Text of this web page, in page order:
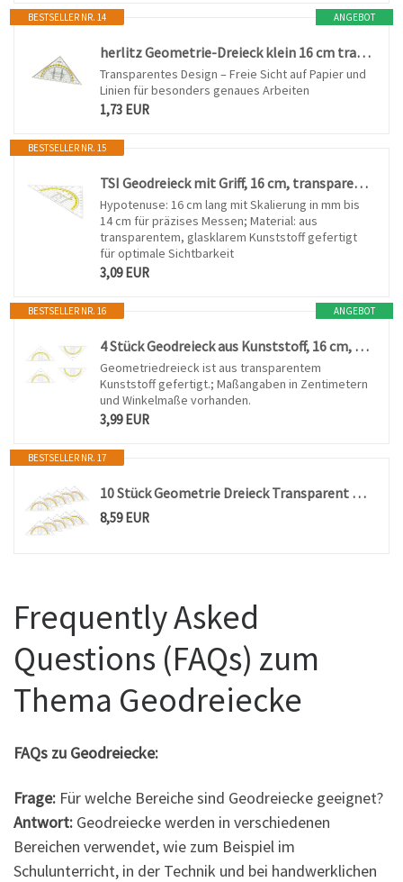
ANGEBOT
BESTSELLER NR. 14
herlitz Geometrie-Dreieck klein 16 cm transparent – Kunststoff Zeichendreieck für Schule & Mathematik – Präzises Geodreieck – 1 Stück
Transparentes Design – Freie Sicht auf Papier und
Linien für besonders genaues Arbeiten
1,73 EUR
BESTSELLER NR. 15
TSI Geodreieck mit Griff, 16 cm, transparent, Art. 46318
Hypotenuse: 16 cm lang mit Skalierung in mm bis
14 cm für präzises Messen; Material: aus
transparentem, glasklarem Kunststoff gefertigt
für optimale Sichtbarkeit
3,09 EUR
ANGEBOT
BESTSELLER NR. 16
4 Stück Geodreieck aus Kunststoff, 16 cm, bruchsicher und transparent (A)
Geometriedreieck ist aus transparentem
Kunststoff gefertigt.; Maßangaben in Zentimetern
und Winkelmaße vorhanden.
3,99 EUR
BESTSELLER NR. 17
10 Stück Geometrie Dreieck Transparent Geodreieck aus Kunststoff
8,59 EUR
Frequently Asked
Questions (FAQs) zum
Thema Geodreiecke
FAQs zu Geodreiecke:
Frage: Für welche Bereiche sind Geodreiecke geeignet?
Antwort: Geodreiecke werden in verschiedenen
Bereichen verwendet, wie zum Beispiel im
Schulunterricht, in der Technik und bei handwerklichen